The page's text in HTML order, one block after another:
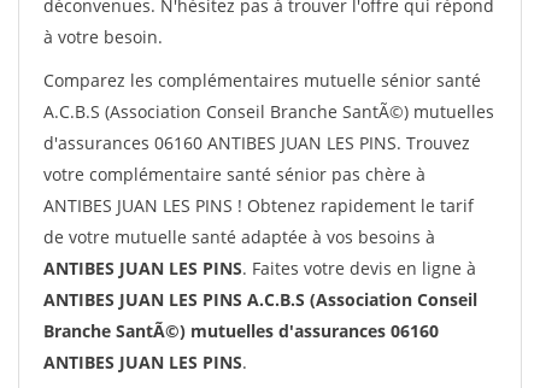
déconvenues. N'hésitez pas à trouver l'offre qui répond
à votre besoin.
Comparez les complémentaires mutuelle sénior santé
A.C.B.S (Association Conseil Branche SantÃ©) mutuelles
d'assurances 06160 ANTIBES JUAN LES PINS. Trouvez
votre complémentaire santé sénior pas chère à
ANTIBES JUAN LES PINS ! Obtenez rapidement le tarif
de votre mutuelle santé adaptée à vos besoins à
ANTIBES JUAN LES PINS. Faites votre devis en ligne à
ANTIBES JUAN LES PINS A.C.B.S (Association Conseil
Branche SantÃ©) mutuelles d'assurances 06160
ANTIBES JUAN LES PINS.